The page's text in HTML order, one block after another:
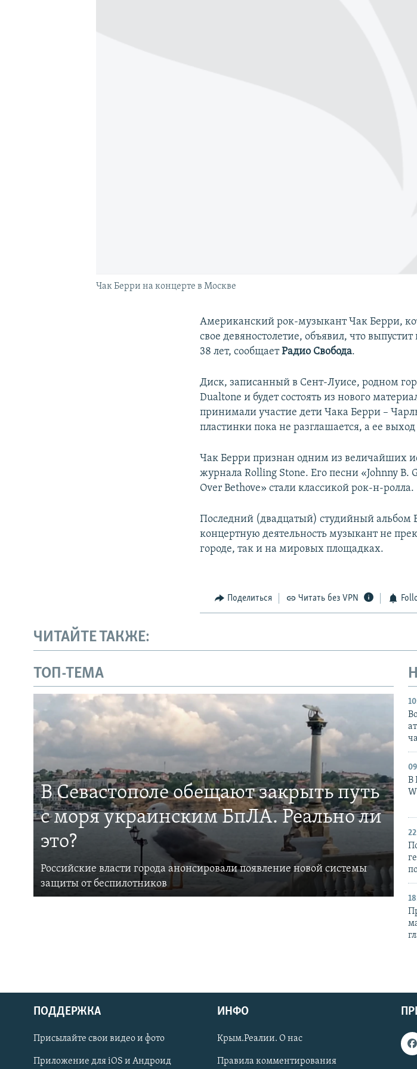
Українською
Qırımtatar
Чак Берри на концерте в Москве
Американский рок-музыкант Чак Берри,
свое девяностолетие, объявил, что
38 лет, сообщаетРадио Свобода.
Диск, записанный в Сент-Луисе, родном
Dualtone и будет состоять из нового
принимали участие дети Чака Берри –
пластинки пока не разглашается, а ее
Чак Берри признан одним из величайших
журнала Rolling Stone. Его песни «Johnny
Over Bethove» стали классикой рок-н-ролла.
Последний (двадцатый) студийный альбом
концертную деятельность музыкант не
городе, так и на мировых площадках.
Поделиться Читать без VPN
ЧИТАЙТЕ ТАКЖЕ:
ТОП-ТЕМА
В Севастополе обещают закрыть путь
с моря украинским БпЛА. Реально ли
это?
Российские власти города анонсировали появление новой системы
защиты от беспилотников
В
ПОДДЕРЖКА
Присылайте свои видео и фото
Приложение для iOS и Андроид
ИНФО
Крым.Реалии. О нас
Правила комментирования